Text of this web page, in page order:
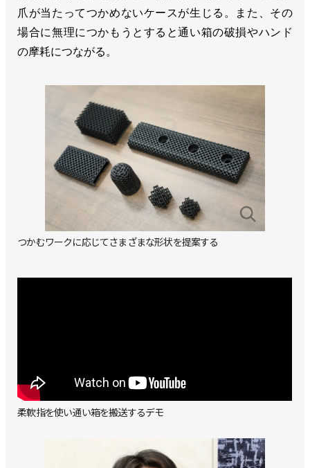
爪が当たってつかめないケースが生じる。また、その
場合に無理につかもうとすると通い箱の破損やハンド
の摩耗につながる。
つかむワークに応じてさまざまな形状を提案する
柔軟指を使い通い箱を搬送するデモ